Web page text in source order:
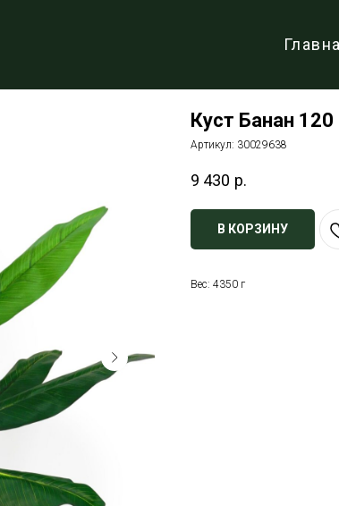
Куст Банан 120
Артикул: 30029638
9 430 р.
В КОРЗИНУ
Вес: 4350 г